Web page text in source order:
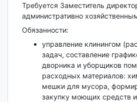
Требуется Заместитель
административно
Обязанности:
управление клинингом
задач, составление
дворника и уборщиков
расходных материалов:
мешки для мусора,
закупку моющих средств